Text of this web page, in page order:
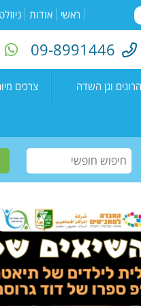
ראשי אודות
09-8991446
וגן השדה
קדימה צורן
צרכים
עמיתים
שווים צעירים
חוגים